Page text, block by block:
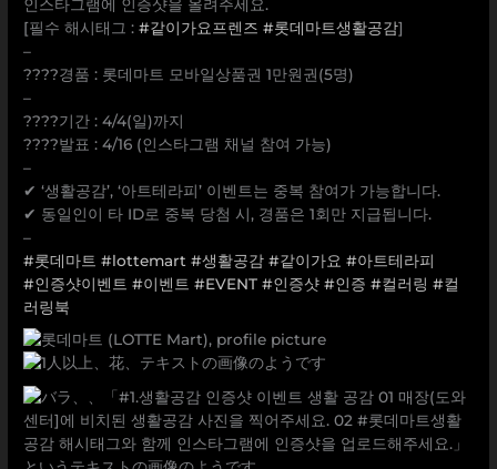
인스타그램에 인증샷을 올려주세요.
[필수 해시태그 :#같이가요프렌즈 #롯데마트생활공감]
–
????경품 : 롯데마트 모바일상품권 1만원권(5명)
–
????기간 : 4/4(일)까지
????발표 : 4/16 (인스타그램 채널 참여 가능)
–
✔ ‘생활공감’, ‘아트테라피’ 이벤트는 중복 참여가 가능합니다.
✔ 동일인이 타 ID로 중복 당첨 시, 경품은 1회만 지급됩니다.
–
#롯데마트 #lottemart #생활공감 #같이가요 #아트테라피
#인증샷이벤트 #이벤트 #EVENT #인증샷 #인증 #컬러링 #컬
러링북